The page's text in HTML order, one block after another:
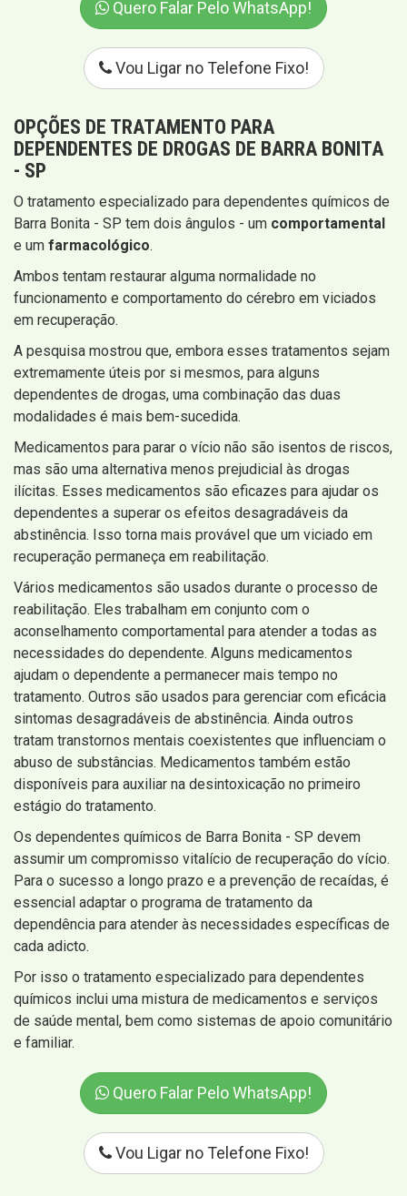
Quero Falar Pelo WhatsApp!
Vou Ligar no Telefone Fixo!
OPÇÕES DE TRATAMENTO PARA
DEPENDENTES DE DROGAS DE BARRA BONITA
- SP
O tratamento especializado para dependentes químicos de
Barra Bonita - SP tem dois ângulos - um comportamental
e um farmacológico.
Ambos tentam restaurar alguma normalidade no
funcionamento e comportamento do cérebro em viciados
em recuperação.
A pesquisa mostrou que, embora esses tratamentos sejam
extremamente úteis por si mesmos, para alguns
dependentes de drogas, uma combinação das duas
modalidades é mais bem-sucedida.
Medicamentos para parar o vício não são isentos de riscos,
mas são uma alternativa menos prejudicial às drogas
ilícitas. Esses medicamentos são eficazes para ajudar os
dependentes a superar os efeitos desagradáveis ​​da
abstinência. Isso torna mais provável que um viciado em
recuperação permaneça em reabilitação.
Vários medicamentos são usados ​​durante o processo de
reabilitação. Eles trabalham em conjunto com o
aconselhamento comportamental para atender a todas as
necessidades do dependente. Alguns medicamentos
ajudam o dependente a permanecer mais tempo no
tratamento. Outros são usados ​​para gerenciar com eficácia
sintomas desagradáveis ​​de abstinência. Ainda outros
tratam transtornos mentais coexistentes que influenciam o
abuso de substâncias. Medicamentos também estão
disponíveis para auxiliar na desintoxicação no primeiro
estágio do tratamento.
Os dependentes químicos de Barra Bonita - SP devem
assumir um compromisso vitalício de recuperação do vício.
Para o sucesso a longo prazo e a prevenção de recaídas, é
essencial adaptar o programa de tratamento da
dependência para atender às necessidades específicas de
cada adicto.
Por isso o tratamento especializado para dependentes
químicos inclui uma mistura de medicamentos e serviços
de saúde mental, bem como sistemas de apoio comunitário
e familiar.
Quero Falar Pelo WhatsApp!
Vou Ligar no Telefone Fixo!